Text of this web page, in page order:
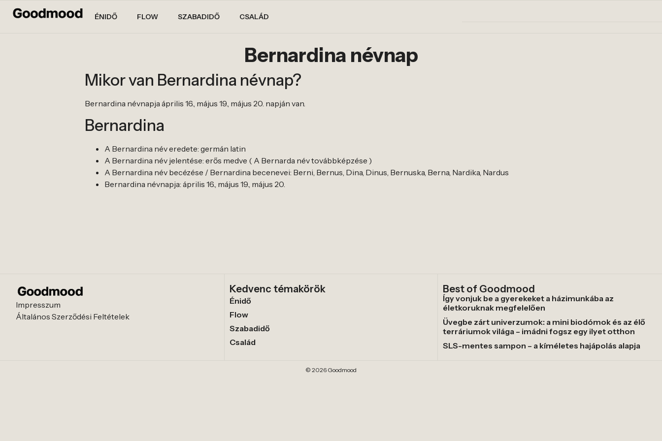
ÉNIDŐ FLOW SZABADIDŐ CSALÁD
Bernardina névnap
Mikor van Bernardina névnap?
Bernardina névnapja április 16., május 19., május 20. napján van.
Bernardina
A Bernardina név eredete: germán latin
A Bernardina név jelentése: erős medve ( A Bernarda név továbbképzése )
A Bernardina név becézése / Bernardina becenevei: Berni, Bernus, Dina, Dinus, Bernuska, Berna, Nardika, Nardus
Bernardina névnapja: április 16., május 19., május 20.
Impresszum
Általános Szerződési Feltételek
Kedvenc témakörök
Énidő
Flow
Szabadidő
Család
Best of Goodmood
Így vonjuk be a gyerekeket a házimunkába az
életkoruknak megfelelően
Üvegbe zárt univerzumok: a mini biodómok és az élő
terráriumok világa – imádni fogsz egy ilyet otthon
SLS-mentes sampon – a kíméletes hajápolás alapja
© 2026 Goodmood